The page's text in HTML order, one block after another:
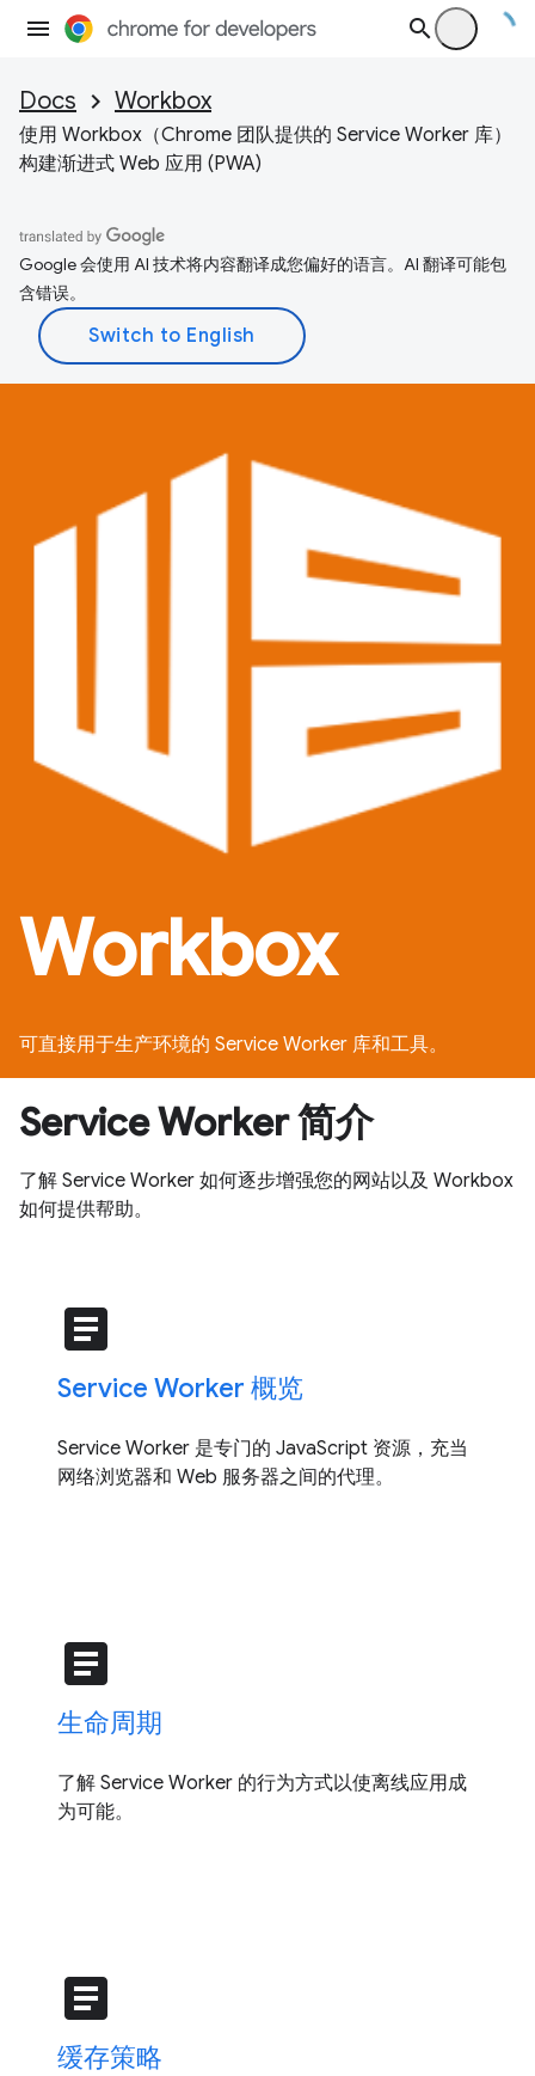
Docs Workbox
使用 Workbox（Chrome 团队提供的 Service Worker 库）
构建渐进式 Web 应用 (PWA)
Google 会使用 AI 技术将内容翻译成您偏好的语言。AI 翻译可能包
含错误。
Workbox
可直接用于生产环境的 Service Worker 库和工具。
Service Worker 简介
了解 Service Worker 如何逐步增强您的网站以及 Workbox
如何提供帮助。
article
Service Worker 概览
Service Worker 是专门的 JavaScript 资源，充当
网络浏览器和 Web 服务器之间的代理。
article
生命周期
了解 Service Worker 的行为方式以使离线应用成
为可能。
article
缓存策略